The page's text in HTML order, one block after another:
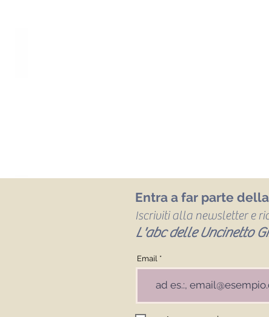
Entra a far parte
Iscriviti alla newsletter e
L'abc delle Uncinetto
Email